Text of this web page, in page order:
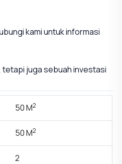
kami untuk informasi
tetapi juga sebuah investasi
50 M2
50 M2
2